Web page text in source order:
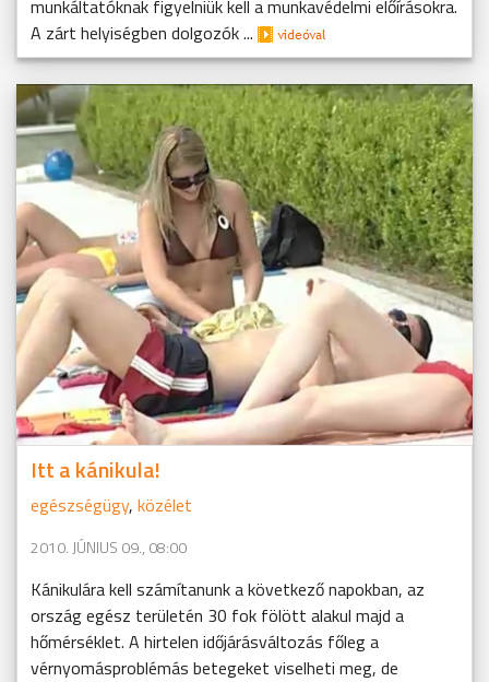
munkáltatóknak figyelniük kell a munkavédelmi előírásokra.
A zárt helyiségben dolgozók ...
Itt a kánikula!
egészségügy, közélet
2010. JÚNIUS 09., 08:00
Kánikulára kell számítanunk a következő napokban, az
ország egész területén 30 fok fölött alakul majd a
hőmérséklet. A hirtelen időjárásváltozás főleg a
vérnyomásproblémás betegeket viselheti meg, de